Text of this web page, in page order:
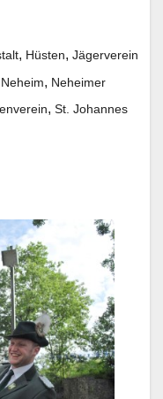
, Hüsten, Jägerverein
Neheim, Neheimer
, St. Johannes